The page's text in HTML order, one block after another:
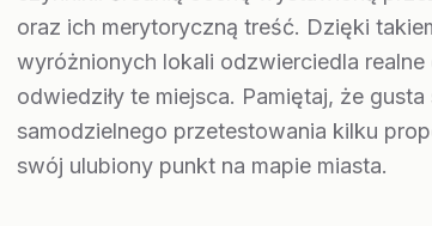
oraz ich merytoryczną treść. Dzięki
wyróżnionych lokali odzwierciedla
odwiedziły te miejsca. Pamiętaj, że
samodzielnego przetestowania kilku
swój ulubiony punkt na mapie miasta.